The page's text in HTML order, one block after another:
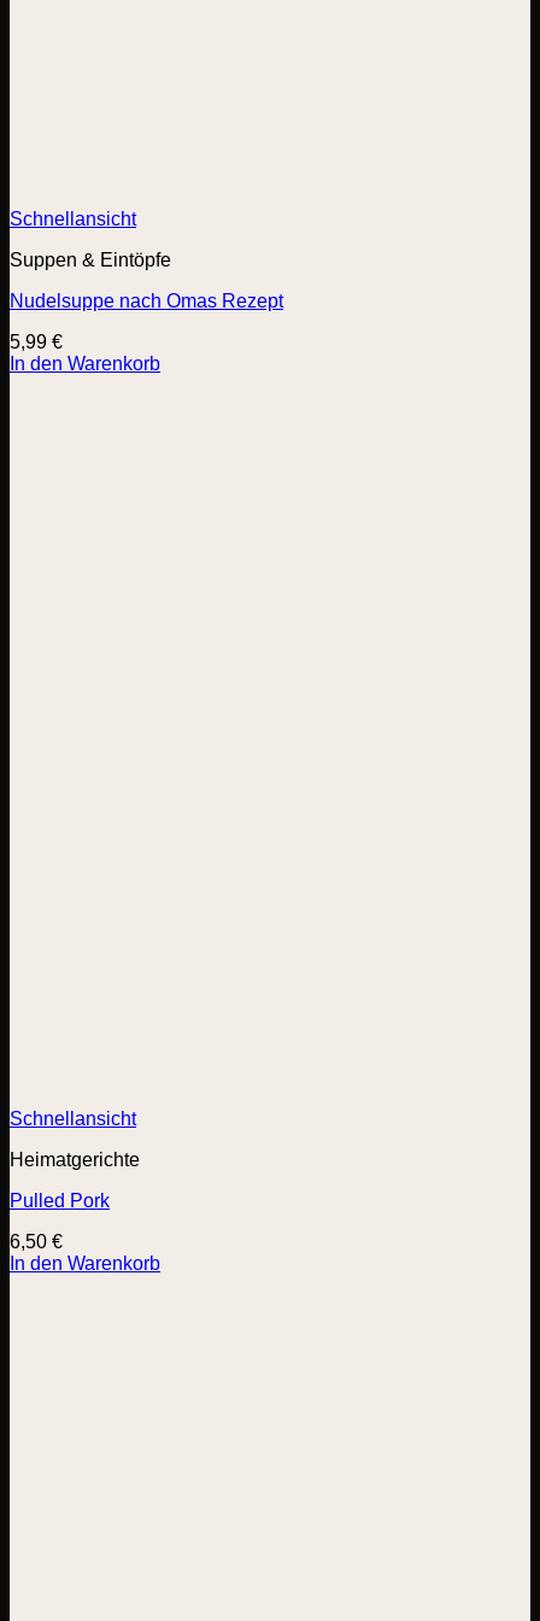
Schnellansicht
Suppen & Eintöpfe
Nudelsuppe nach Omas Rezept
5,99 €
In den Warenkorb
Schnellansicht
Heimatgerichte
Pulled Pork
6,50 €
In den Warenkorb